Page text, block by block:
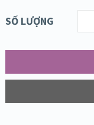
SỐ LƯỢNG